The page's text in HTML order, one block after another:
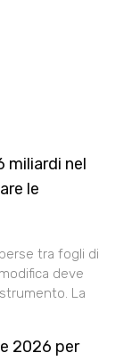
miliardi nel
le
tra fogli di
deve
La
2026 per